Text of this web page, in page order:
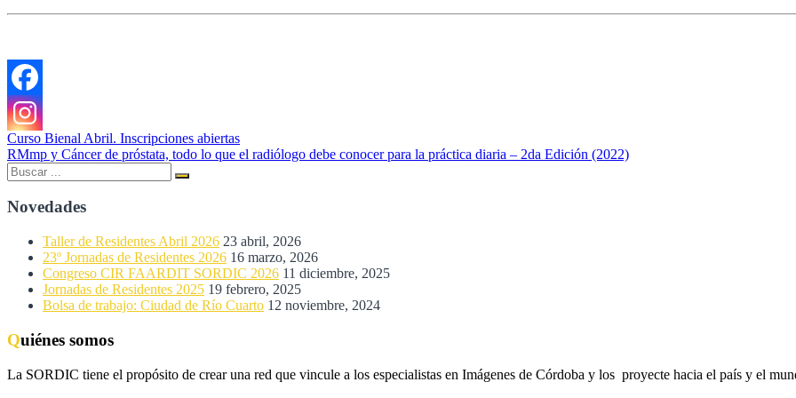
Navegación
de
entradas
Curso Bienal Abril. Inscripciones abiertas
RMmp y Cáncer de próstata, todo lo que el radiólogo debe conocer para la práctica diaria – 2da Edición (2022)
Buscar:
Buscar
Novedades
Taller de Residentes Abril 2026 23 abril, 2026
23º Jornadas de Residentes 2026 16 marzo, 2026
Congreso CIR FAARDIT SORDIC 2026 11 diciembre, 2025
Jornadas de Residentes 2025 19 febrero, 2025
Bolsa de trabajo: Ciudad de Río Cuarto 12 noviembre, 2024
Quiénes somos
La SORDIC tiene el propósito de crear una red que vincule a los especialistas en Imágenes de Córdoba y los proyecte hacia el país y el